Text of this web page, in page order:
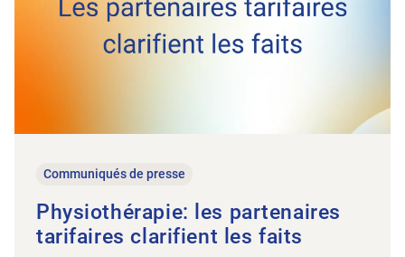
Communiqués de presse
Physiothérapie: les partenaires
tarifaires clarifient les faits